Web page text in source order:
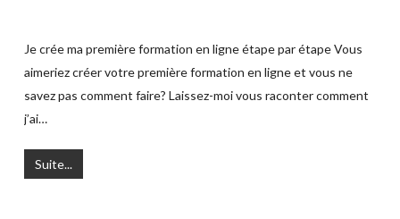
Je crée ma première formation en ligne étape par étape Vous
aimeriez créer votre première formation en ligne et vous ne
savez pas comment faire? Laissez-moi vous raconter comment
j’ai…
Suite...